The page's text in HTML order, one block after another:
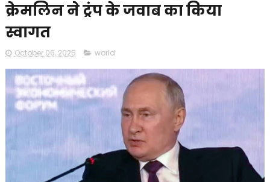
क्रेमलिन ने ट्रंप के जवाब का किया
स्वागत
October 06, 2025 world